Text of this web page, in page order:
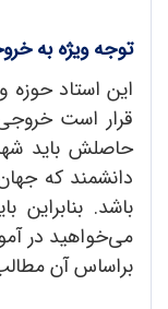
توجه ویژه به
این استاد حوزه و
قرار است
حاصلش باید
دانشمند که
باشد.
می‌خواهید در
براساس آن